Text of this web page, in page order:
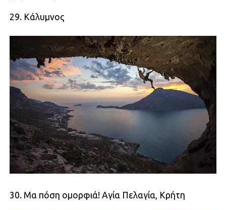
29. Κάλυμνος
30. Μα πόση ομορφιά! Αγία Πελαγία, Κρήτη